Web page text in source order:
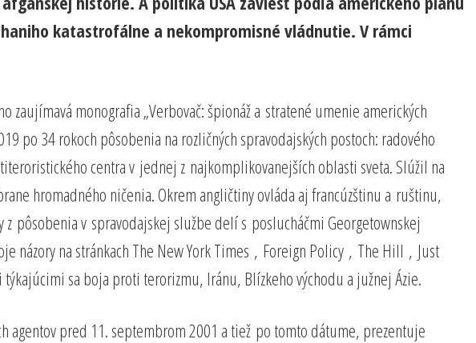
katastrofálne a nekompromisné vládnutie. V rámci
monografia „Verbovač: špionáž a stratené umenie amerických
po 34 rokoch pôsobenia na rozličných spravodajských postoch: radového
centra v jednej z najkomplikovanejších oblasti sveta. Slúžil na
hromadného ničenia. Okrem angličtiny ovláda aj francúzštinu a ruštinu,
z pôsobenia v spravodajskej službe delí s poslucháčmi Georgetownskej
názory na stránkach The New York Times , Foreign Policy , The Hill , Just
sa boja proti terorizmu, Iránu, Blízkeho východu a južnej Ázie.
agentov pred 11. septembrom 2001 a tiež po tomto dátume, prezentuje